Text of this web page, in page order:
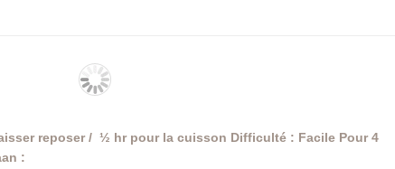
reposer / ½ hr pour la cuisson Difficulté : Facile Pour 4
: